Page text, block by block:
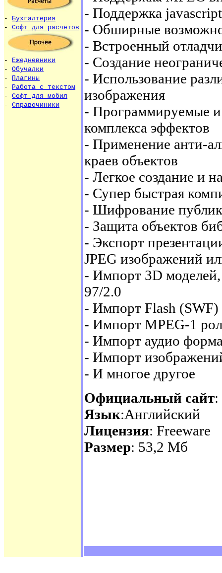
- Бухгалтерия
- Софт для расчётов
- Ежедневники
- Обучалки
- Плагины
- Работа с текстом
- Софт для мобил
- Справочиники
- Поддержка javascript
- Обширные
- Встроенный
- Создание
- Использование
изображения
- Программируемые
комплекса эффектов
- Применение анти-
краев объектов
- Легкое создание и
- Супер быстрая
- Шифрование
- Защита объектов
- Экспорт
JPEG изображений
- Импорт 3D
97/2.0
- Импорт Flash
- Импорт MPEG-1
- Импорт аудио
- Импорт
- И многое другое
Официальный сайт
Язык:Английский
Лицензия: Freeware
Размер: 53,2 Мб